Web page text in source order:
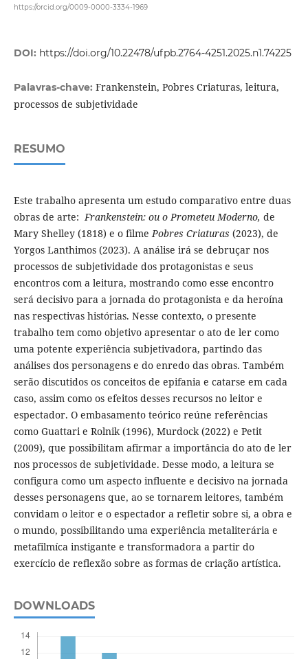
https://orcid.org/0009-0000-3334-1969
DOI: https://doi.org/10.22478/ufpb.2764-4251.2025.n1.74225
Palavras-chave: Frankenstein, Pobres Criaturas, leitura,
processos de subjetividade
RESUMO
Este trabalho apresenta um estudo comparativo entre duas
obras de arte: Frankenstein: ou o Prometeu Moderno, de
Mary Shelley (1818) e o filme Pobres Criaturas (2023), de
Yorgos Lanthimos (2023). A análise irá se debruçar nos
processos de subjetividade dos protagonistas e seus
encontros com a leitura, mostrando como esse encontro
será decisivo para a jornada do protagonista e da heroína
nas respectivas histórias. Nesse contexto, o presente
trabalho tem como objetivo apresentar o ato de ler como
uma potente experiência subjetivadora, partindo das
análises dos personagens e do enredo das obras. Também
serão discutidos os conceitos de epifania e catarse em cada
caso, assim como os efeitos desses recursos no leitor e
espectador. O embasamento teórico reúne referências
como Guattari e Rolnik (1996), Murdock (2022) e Petit
(2009), que possibilitam afirmar a importância do ato de ler
nos processos de subjetividade. Desse modo, a leitura se
configura como um aspecto influente e decisivo na jornada
desses personagens que, ao se tornarem leitores, também
convidam o leitor e o espectador a refletir sobre si, a obra e
o mundo, possibilitando uma experiência metaliterária e
metafilmíca instigante e transformadora a partir do
exercício de reflexão sobre as formas de criação artística.
DOWNLOADS